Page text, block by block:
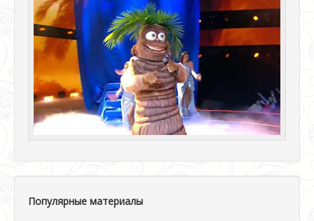
Популярные материалы